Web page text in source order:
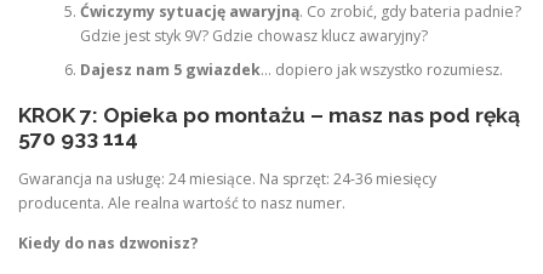
Ćwiczymy sytuację awaryjną. Co zrobić, gdy bateria padnie?
Gdzie jest styk 9V? Gdzie chowasz klucz awaryjny?
Dajesz nam 5 gwiazdek… dopiero jak wszystko rozumiesz.
KROK 7: Opieka po montażu – masz nas pod ręką
570 933 114
Gwarancja na usługę: 24 miesiące. Na sprzęt: 24-36 miesięcy
producenta. Ale realna wartość to nasz numer.
Kiedy do nas dzwonisz?